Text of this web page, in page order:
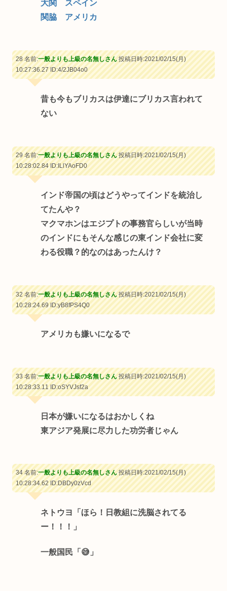
大関 スペイン
関脇 アメリカ
28 名前:一般よりも上級の名無しさん投稿日時:2021/02/15(月)
10:27:36.27ID:4/2JB04o0
昔も今もブリカスは伊達にブリカス言われて
ない
29 名前:一般よりも上級の名無しさん投稿日時:2021/02/15(月)
10:28:02.84ID:ILlYAoFD0
インド帝国の頃はどうやってインドを統治し
てたんや？
マクマホンはエジプトの事務官らしいが当時
のインドにもそんな感じの東インド会社に変
わる役職？的なのはあったんけ？
32 名前:一般よりも上級の名無しさん投稿日時:2021/02/15(月)
10:28:24.69ID:yB8fPS4Q0
アメリカも嫌いになるで
33 名前:一般よりも上級の名無しさん投稿日時:2021/02/15(月)
10:28:33.11ID:oSYVJsf2a
日本が嫌いになるはおかしくね
東アジア発展に尽力した功労者じゃん
34 名前:一般よりも上級の名無しさん投稿日時:2021/02/15(月)
10:28:34.62ID:DBDy0zVcd
ネトウヨ「ほら！日教組に洗脳されてる
ー！！！」
一般国民「😅」